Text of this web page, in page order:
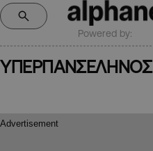
Powered by:
ΥΠΕΡΠΑΝΣΕΛΗΝΟΣ